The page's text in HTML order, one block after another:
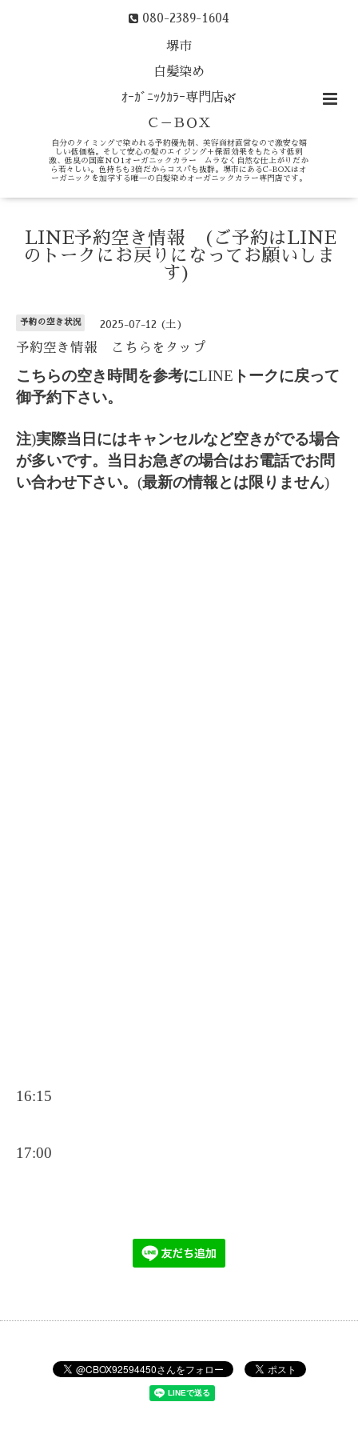
080-2389-1604
堺市
白髪染め
ｵｰｶﾞﾆｯｸｶﾗｰ専門店🌿
Ｃ－ＢＯＸ
自分のタイミングで染めれる予約優先制、美容商材直営なので激安な嬉
しい低価格。そして安心の髪のエイジング＋保湿効果をもたらす低刺
激、低臭の国産ＮＯ1オーガニックカラー ムラなく自然な仕上がりだか
ら若々しい。色持ちも3倍だからコスパも抜群。堺市にあるC-BOXはオ
ーガニックを加学する唯一の白髪染めオーガニックカラー専門店です。
LINE予約空き情報 (ご予約はLINE
のトークにお戻りになってお願いしま
す)
予約の空き状況 2025-07-12 (土)
予約空き情報 こちらをタップ
こちらの空き時間を参考にLINE トークに戻って
御予約下さい。
注)実際当日にはキャンセルなど空きがでる場合
が多いです。当日お急ぎの場合はお電話でお問
い合わせ下さい。 (最新の情報とは限りません)
16:15
17:00